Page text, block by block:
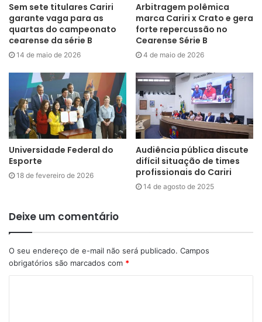
Sem sete titulares Cariri
garante vaga para as
quartas do campeonato
cearense da série B
14 de maio de 2026
Arbitragem polêmica
marca Cariri x Crato e gera
forte repercussão no
Cearense Série B
4 de maio de 2026
Universidade Federal do
Esporte
18 de fevereiro de 2026
Audiência pública discute
difícil situação de times
profissionais do Cariri
14 de agosto de 2025
Deixe um comentário
O seu endereço de e-mail não será publicado. Campos
obrigatórios são marcados com *